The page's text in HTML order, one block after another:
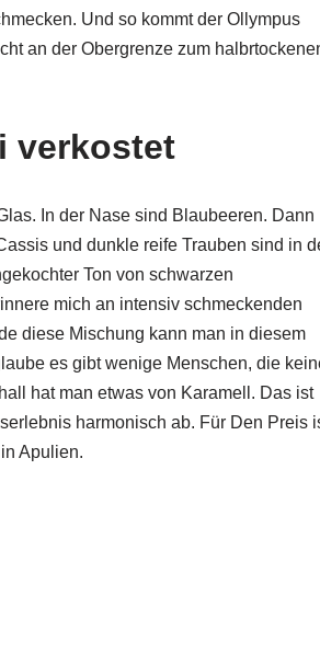
Und so kommt der Ollympus
an der Obergrenze zum
verkostet
In der Nase sind Blaubeeren. Dann
und dunkle reife Trauben sind in
Ton von schwarzen
mich an intensiv schmeckenden
diese Mischung kann man in diesem
es gibt wenige Menschen, die
hat man etwas von Karamell. Das ist
harmonisch ab. Für Den Preis
Apulien.